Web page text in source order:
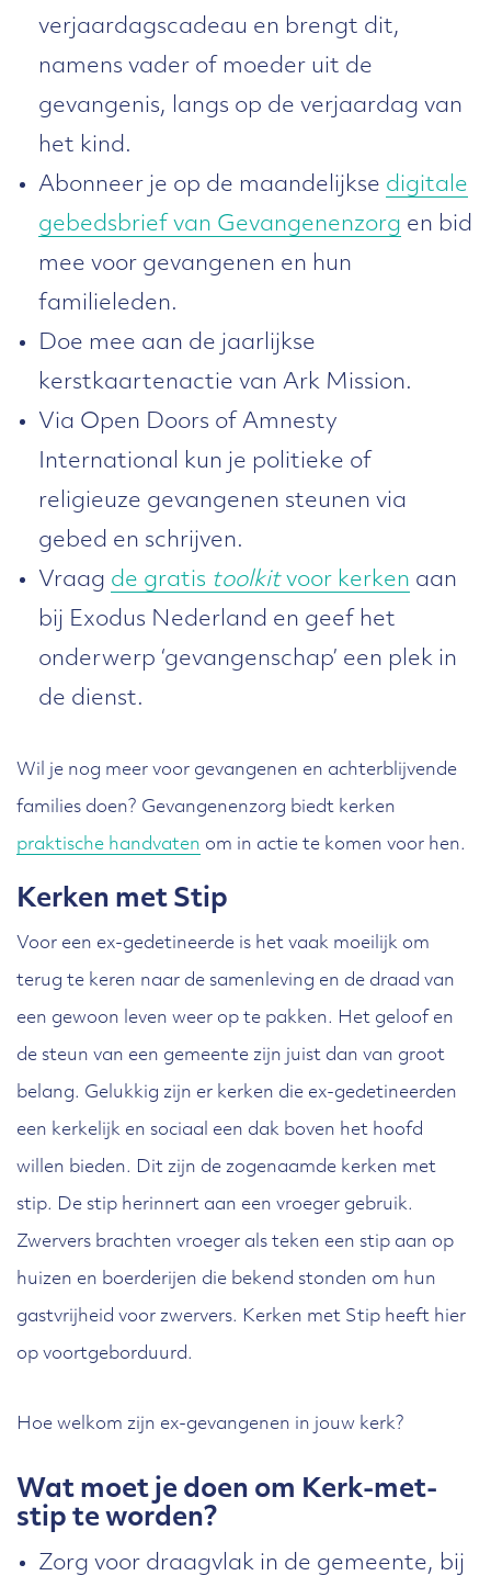
verjaardagscadeau en brengt dit,
namens vader of moeder uit de
gevangenis, langs op de verjaardag van
het kind.
Abonneer je op de maandelijkse digitale
gebedsbrief van Gevangenenzorg en bid
mee voor gevangenen en hun
familieleden.
Doe mee aan de jaarlijkse
kerstkaartenactie van Ark Mission.
Via Open Doors of Amnesty
International kun je politieke of
religieuze gevangenen steunen via
gebed en schrijven.
Vraag de gratis toolkitvoor kerken aan
bij Exodus Nederland en geef het
onderwerp ‘gevangenschap’ een plek in
de dienst.
Wil je nog meer voor gevangenen en achterblijvende
families doen? Gevangenenzorg biedt kerken
praktische handvaten om in actie te komen voor hen.
Kerken met Stip
Voor een ex-gedetineerde is het vaak moeilijk om
terug te keren naar de samenleving en de draad van
een gewoon leven weer op te pakken. Het geloof en
de steun van een gemeente zijn juist dan van groot
belang. Gelukkig zijn er kerken die ex-gedetineerden
een kerkelijk en sociaal een dak boven het hoofd
willen bieden. Dit zijn de zogenaamde kerken met
stip. De stip herinnert aan een vroeger gebruik.
Zwervers brachten vroeger als teken een stip aan op
huizen en boerderijen die bekend stonden om hun
gastvrijheid voor zwervers. Kerken met Stip heeft hier
op voortgeborduurd.
Hoe welkom zijn ex-gevangenen in jouw kerk?
Wat moet je doen om Kerk-met-
stip te worden?
Zorg voor draagvlak in de gemeente, bij